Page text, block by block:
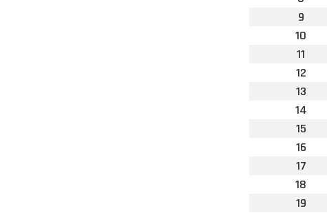
9
10
11
12
13
14
15
16
17
18
19